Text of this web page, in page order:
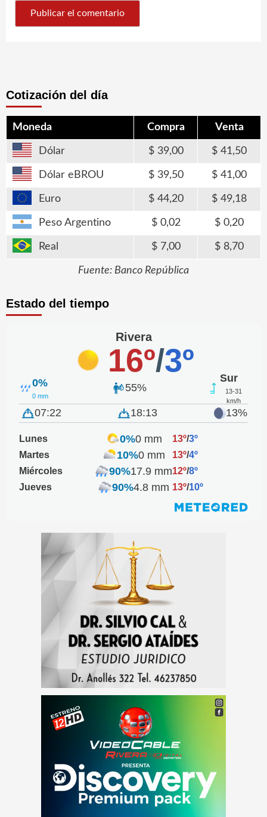
Cotización del día
Moneda Compra Venta
Dólar 39,00 41,50
Dólar eBROU 39,50 41,00
Euro 44,20 49,18
Peso Argentino 0,02 0,20
Real 7,00 8,70
Fuente: Banco República
Estado del tiempo
Rivera
16º/3º
0%
0 mm
55%
Sur
13-31
km/h
07:22 18:13 13%
Lunes 0%0 mm 13º/3º
Martes
10%0 mm 13º/4º
Miércoles
90%17.9 mm12º/8º
Jueves
90%4.8 mm 13º/10º